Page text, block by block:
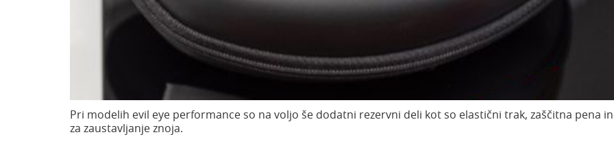
Pri modelih evil eye performance so na voljo še dodatni rezervni deli kot so elastični trak, zaščitna pena
za zaustavljanje znoja.